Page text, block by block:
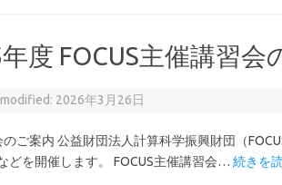
年度 FOCUS主催講習会
2026年3月26日
ご案内 公益財団法人計算科学振興財団（
どを開催します。 FOCUS主催講習会…続きを